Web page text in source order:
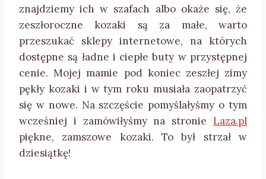
znajdziemy ich w szafach albo okaże się, że
zeszłoroczne kozaki są za małe, warto
przeszukać sklepy internetowe, na których
dostępne są ładne i ciepłe buty w przystępnej
cenie. Mojej mamie pod koniec zeszłej zimy
pękły kozaki i w tym roku musiała zaopatrzyć
się w nowe. Na szczęście pomyślałyśmy o tym
wcześniej i zamówiłyśmy na stronie Laza.pl
piękne, zamszowe kozaki. To był strzał w
dziesiątkę!